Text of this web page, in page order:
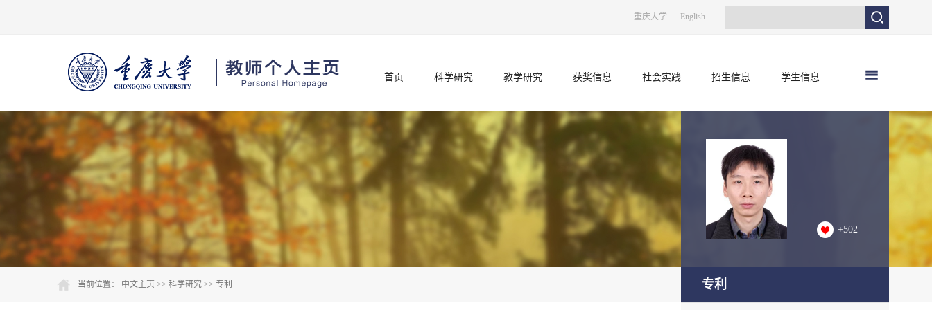
重庆大学 English
首页 科学研究 教学研究 获奖信息 社会实践 招生信息 学生信息
当前位置： 中文主页 >> 科学研究 >> 专利
+502
专利